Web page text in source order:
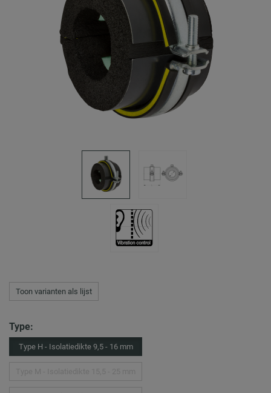
Toon varianten als lijst
Type:
Type H - Isolatiedikte 9,5 - 16 mm